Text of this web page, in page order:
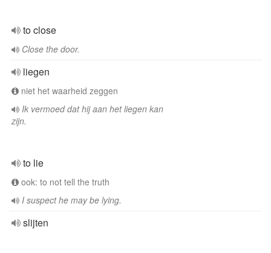
to close
Close the door.
liegen
niet het waarheid zeggen
Ik vermoed dat hij aan het liegen kan
zijn.
to lie
ook: to not tell the truth
I suspect he may be lying.
slijten